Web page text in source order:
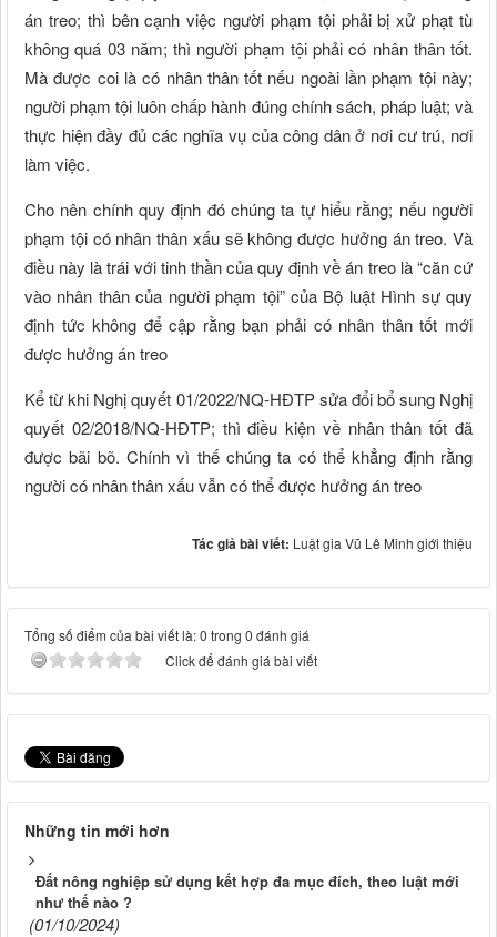
án treo; thì bên cạnh việc người phạm tội phải bị xử phạt tù
không quá 03 năm; thì người phạm tội phải có nhân thân tốt.
Mà được coi là có nhân thân tốt nếu ngoài lần phạm tội này;
người phạm tội luôn chấp hành đúng chính sách, pháp luật; và
thực hiện đầy đủ các nghĩa vụ của công dân ở nơi cư trú, nơi
làm việc.
Cho nên chính quy định đó chúng ta tự hiểu rằng; nếu người
phạm tội có nhân thân xấu sẽ không được hưởng án treo. Và
điều này là trái với tinh thần của quy định về án treo là “căn cứ
vào nhân thân của người phạm tội” của Bộ luật Hình sự quy
định tức không để cập rằng bạn phải có nhân thân tốt mới
được hưởng án treo
Kể từ khi Nghị quyết 01/2022/NQ-HĐTP sửa đổi bổ sung Nghị
quyết 02/2018/NQ-HĐTP; thì điều kiện về nhân thân tốt đã
được bãi bõ. Chính vì thế chúng ta có thể khẳng định rằng
người có nhân thân xấu vẫn có thể được hưởng án treo
Tác giả bài viết: Luật gia Vũ Lê Minh giới thiệu
Tổng số điểm của bài viết là: 0 trong 0 đánh giá
Click để đánh giá bài viết
Những tin mới hơn
Đất nông nghiệp sử dụng kết hợp đa mục đích, theo luật mới
như thế nào ?
(01/10/2024)